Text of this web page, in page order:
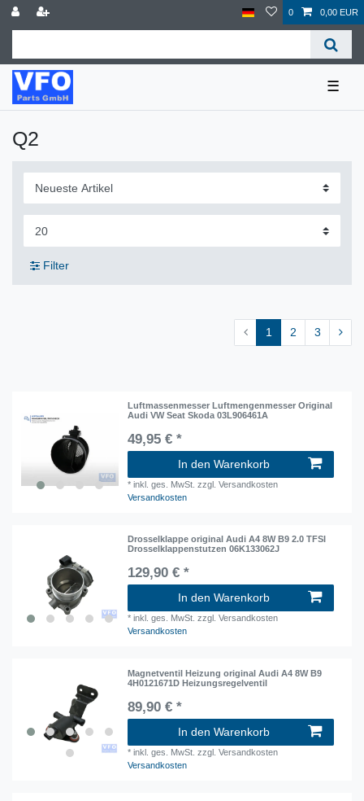
0 0,00 EUR
☰
Q2
Filter
1 2 3
Luftmassenmesser Luftmengenmesser Original
Audi VW Seat Skoda 03L906461A
49,95 € *
In den Warenkorb
*inkl. ges. MwSt. zzgl. Versandkosten
Versandkosten
Drosselklappe original Audi A4 8W B9 2.0 TFSI
Drosselklappenstutzen 06K133062J
129,90 € *
In den Warenkorb
*inkl. ges. MwSt. zzgl. Versandkosten
Versandkosten
Magnetventil Heizung original Audi A4 8W B9
4H0121671D Heizungsregelventil
89,90 € *
In den Warenkorb
*inkl. ges. MwSt. zzgl. Versandkosten
Versandkosten